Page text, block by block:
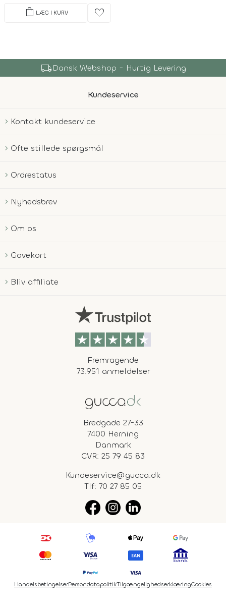
shopping_bag LÆG I KURV favorite
local_shippingDansk Webshop - Hurtig Levering
Kundeservice
Kontakt kundeservice
Ofte stillede spørgsmål
Ordrestatus
Nyhedsbrev
Om os
Gavekort
Bliv affiliate
Fremragende
73.951 anmeldelser
Bredgade 27-33
7400 Herning
Danmark
CVR: 25 79 45 83
Kundeservice@gucca.dk
Tlf: 70 27 85 05
HandelsbetingelserPersondatapolitikTilgængelighedserklæringCookies